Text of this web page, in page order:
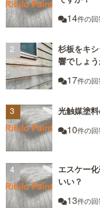
14件の回
杉板をキ
響でしょ
17件の回
光触媒塗
10件の回
エスケー
いい？
13件の回